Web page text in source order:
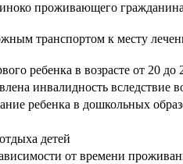
проживающего
транспортом к месту
ребенка в возрасте от 20 до
инвалидность вследствие
ребенка в дошкольных
детей
от времени